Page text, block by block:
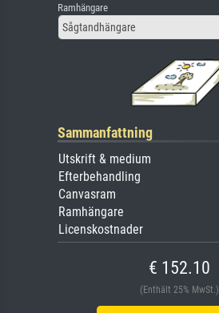
Ramhängare
Sågtandhängare
Sammanfattning
Utskrift & medium
Efterbehandling
Canvasram
Ramhängare
Licenskostnader
€ 152.10
(Enthält 25% MwSt.)